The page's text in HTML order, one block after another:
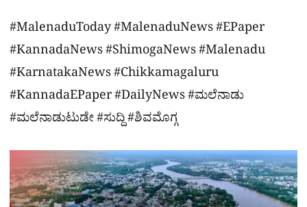
#MalenaduToday #MalenaduNews #EPaper
#KannadaNews #ShimogaNews #Malenadu
#KarnatakaNews #Chikkamagaluru
#KannadaEPaper #DailyNews #ಮಲೆನಾಡು
#ಮಲೆನಾಡುಟುಡೇ #ಸುದ್ದಿ #ಶಿವಮೊಗ್ಗ